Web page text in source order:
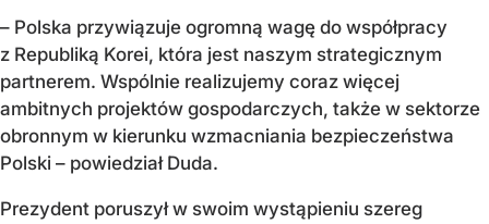
– Polska przywiązuje ogromną wagę do współpracy
z Republiką Korei, która jest naszym strategicznym
partnerem. Wspólnie realizujemy coraz więcej
ambitnych projektów gospodarczych, także w sektorze
obronnym w kierunku wzmacniania bezpieczeństwa
Polski – powiedział Duda.
Prezydent poruszył w swoim wystąpieniu szereg